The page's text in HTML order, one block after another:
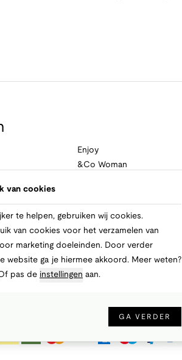
Enjoy
&Co Woman
van cookies
te helpen, gebruiken wij cookies.
van cookies voor het verzamelen van
marketing doeleinden. Door verder
website ga je hiermee akkoord. Meer weten?
pas de instellingen aan.
GA VERDER